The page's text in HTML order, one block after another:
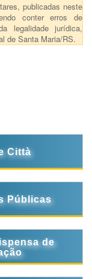
publicadas neste
conter erros de
legalidade jurídica,
de Santa Maria/RS.
Città
Públicas
de